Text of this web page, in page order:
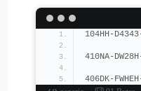
104HH-
410NA-
406DK-